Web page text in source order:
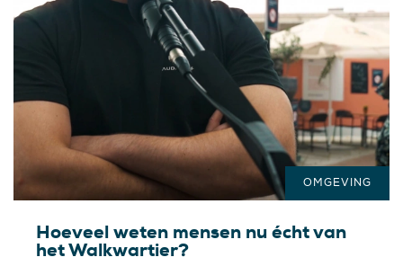
Hoeveel weten mensen nu écht van
het Walkwartier?
OMGEVING